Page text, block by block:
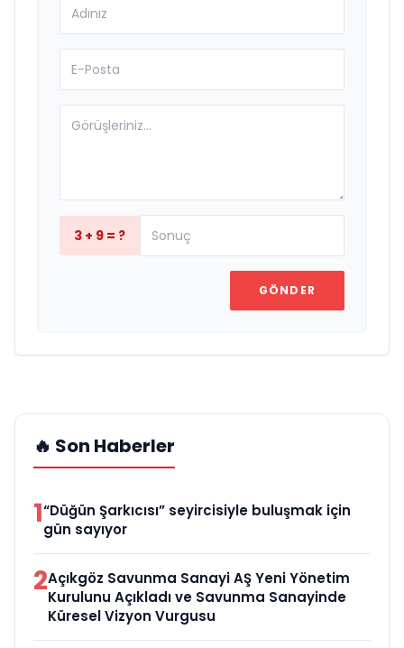
3 + 9 = ?
GÖNDER
🔥 Son Haberler
1“Düğün Şarkıcısı” seyircisiyle buluşmak için
gün sayıyor
2Açıkgöz Savunma Sanayi AŞ Yeni Yönetim
Kurulunu Açıkladı ve Savunma Sanayinde
Küresel Vizyon Vurgusu